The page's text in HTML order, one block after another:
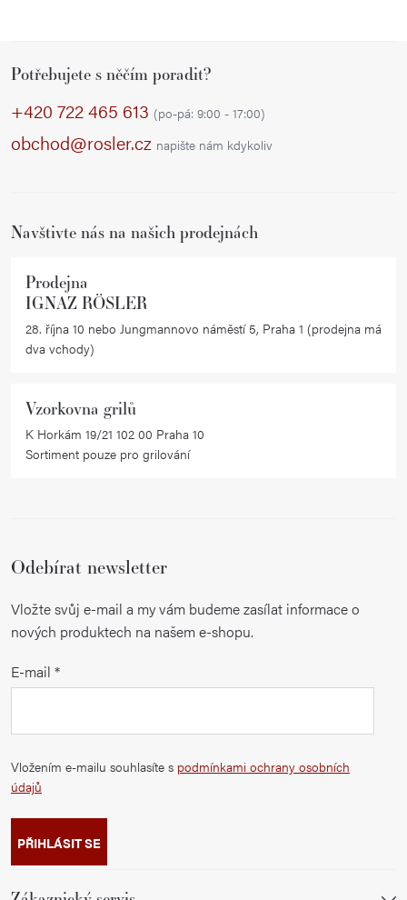
Potřebujete s něčím poradit?
+420 722 465 613 (po-pá: 9:00 - 17:00)
obchod@rosler.cz napište nám kdykoliv
Navštivte nás na našich prodejnách
Prodejna
IGNAZ RÖSLER
28. října 10 nebo Jungmannovo náměstí 5, Praha 1 (prodejna má
dva vchody)
Vzorkovna grilů
K Horkám 19/21 102 00 Praha 10
Sortiment pouze pro grilování
Odebírat newsletter
Vložte svůj e-mail a my vám budeme zasílat informace o
nových produktech na našem e-shopu.
E-mail
Vložením e-mailu souhlasíte s podmínkami ochrany osobních
údajů
PŘIHLÁSIT SE